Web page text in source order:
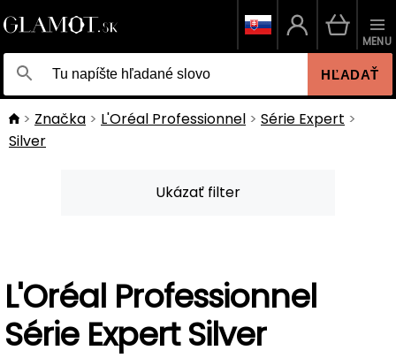
HĽADAŤ
MENU
Značka L'Oréal Professionnel
Série Expert
Silver
Ukázať filter
L'Oréal Professionnel
Série Expert Silver